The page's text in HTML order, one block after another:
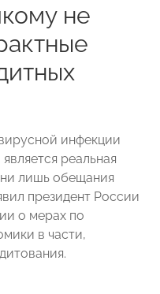
не
инфекции
реальная
лишь обещания
президент России
о мерах по
в части,